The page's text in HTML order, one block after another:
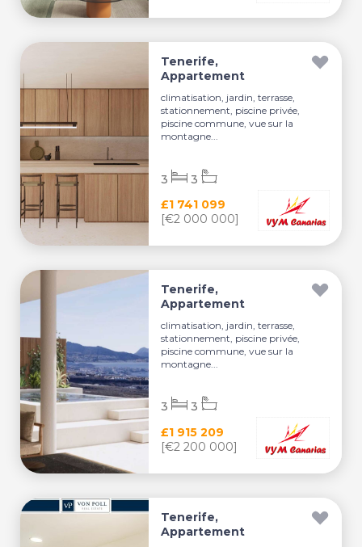
Tenerife,
Appartement
climatisation, jardin, terrasse,
stationnement, piscine privée,
piscine commune, vue sur la
montagne...
£1 741 099
[€2 000 000]
3 3
Tenerife,
Appartement
climatisation, jardin, terrasse,
stationnement, piscine privée,
piscine commune, vue sur la
montagne...
£1 915 209
[€2 200 000]
3 3
Tenerife,
Appartement